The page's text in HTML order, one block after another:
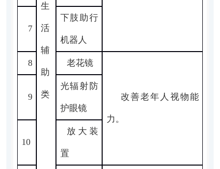
生
活
辅
助
类
7
下肢助行
机器人
8 老花镜
改善老年人视物能
力。
9
光辐射防
护眼镜
10
放大装
置